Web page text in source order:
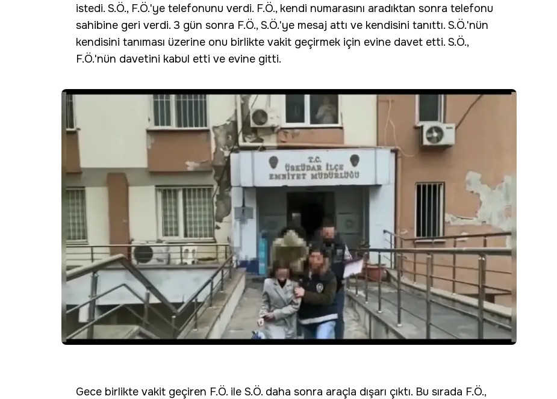
istedi. S.Ö., F.Ö.'ye telefonunu verdi. F.Ö., kendi numarasını aradıktan sonra telefonu
sahibine geri verdi. 3 gün sonra F.Ö., S.Ö.'ye mesaj attı ve kendisini tanıttı. S.Ö.'nün
kendisini tanıması üzerine onu birlikte vakit geçirmek için evine davet etti. S.Ö.,
F.Ö.'nün davetini kabul etti ve evine gitti.
Gece birlikte vakit geçiren F.Ö. ile S.Ö. daha sonra araçla dışarı çıktı. Bu sırada F.Ö.,